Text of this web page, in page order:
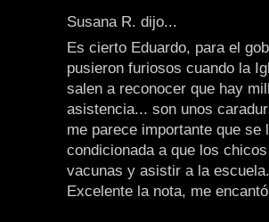
Susana R. dijo...
Es cierto Eduardo, para el
pusieron furiosos cuando la
salen a reconocer que hay
asistencia... son unos
me parece importante que se
condicionada a que los
vacunas y asistir a la escuela.
Excelente la nota, me